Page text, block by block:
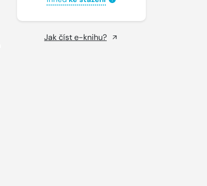
Jak číst e-knihu?